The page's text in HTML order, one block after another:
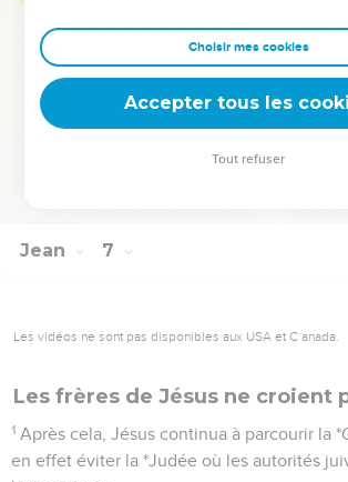
reprit Jésus. Et pourtant, l’un de vous est
Par ces mots, il désignait Judas, fils de
des Douze, qui allait le trahir.
La Bible Du Semeur Copyright © 1992, 1999 by Biblica,
Jean 7
Les vidéos ne sont pas disponibles aux USA et C anada.
Les frères de Jésus ne croient
1 Après cela, Jésus continua à parcourir la
en effet éviter la *Judée où les autorités
Choisir mes cookies
Accepter tous les
Tout refuser